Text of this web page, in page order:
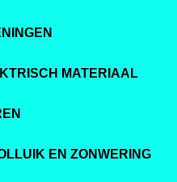
MATERIAAL
EN ZONWERING